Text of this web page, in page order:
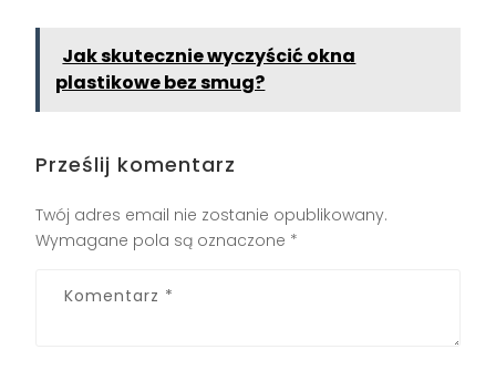
Jak skutecznie wyczyścić okna
plastikowe bez smug?
Prześlij komentarz
Twój adres email nie zostanie opublikowany.
Wymagane pola są oznaczone *